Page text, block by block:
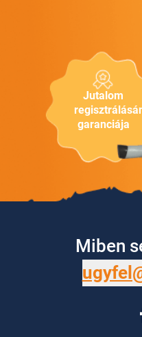
Jutalom
garanciája
Miben